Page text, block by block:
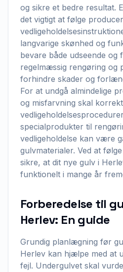
og sikre et bedre resultat.
det vigtigt at følge
langvarige skønhed og
bevare både udseende og
regelmæssig rengøring og
forhindre skader og
For at undgå almindelige
og misfarvning skal
specialprodukter til
vedligeholdelse kan være
gulvmaterialer. Ved at
sikre, at dit nye gulv i
funktionelt i mange år
Forberedelse til
Herlev: En guide
Grundig planlægning før
Herlev kan hjælpe med at
fejl. Undergulvet skal